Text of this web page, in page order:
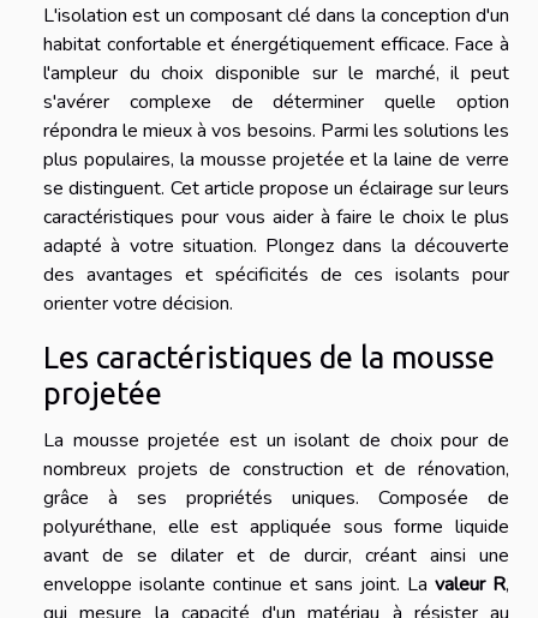
L'isolation est un composant clé dans la conception d'un
habitat confortable et énergétiquement efficace. Face à
l'ampleur du choix disponible sur le marché, il peut
s'avérer complexe de déterminer quelle option
répondra le mieux à vos besoins. Parmi les solutions les
plus populaires, la mousse projetée et la laine de verre
se distinguent. Cet article propose un éclairage sur leurs
caractéristiques pour vous aider à faire le choix le plus
adapté à votre situation. Plongez dans la découverte
des avantages et spécificités de ces isolants pour
orienter votre décision.
Les caractéristiques de la mousse
projetée
La mousse projetée est un isolant de choix pour de
nombreux projets de construction et de rénovation,
grâce à ses propriétés uniques. Composée de
polyuréthane, elle est appliquée sous forme liquide
avant de se dilater et de durcir, créant ainsi une
enveloppe isolante continue et sans joint. La valeur R,